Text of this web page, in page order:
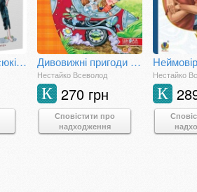
Тореадори з Васюківки Дивовижні пригоди в лісовій школі. Секрет Васі Кицина. Енелолик, Уфа і Жахоб'як
Нестайко Всеволод
270 грн
К
Сповістити про
надходження
Нестайко
К